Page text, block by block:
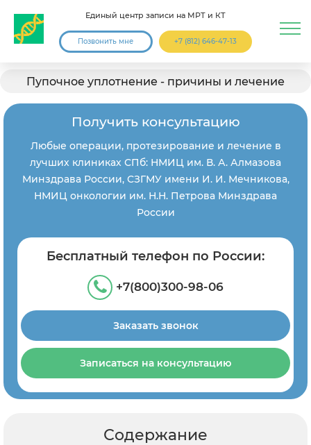
Единый центр записи на МРТ и КТ
Позвонить мне +7 (812) 646-47-13
Пупочное уплотнение - причины и лечение
Получить консультацию
Любые операции, протезирование и лечение в
лучших клиниках СПб: НМИЦ им. В. А. Алмазова
Минздрава России, СЗГМУ имени И. И. Мечникова,
НМИЦ онкологии им. Н.Н. Петрова Минздрава
России
Бесплатный телефон по России:
+7(800)300-98-06
Заказать звонок
Записаться на консультацию
Содержание